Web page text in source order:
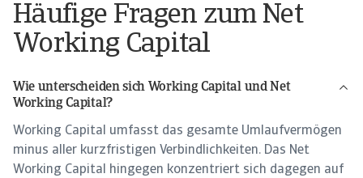
Häufige Fragen zum Net
Working Capital
Wie unterscheiden sich Working Capital und Net
Working Capital?
Working Capital umfasst das gesamte Umlaufvermögen
minus aller kurzfristigen Verbindlichkeiten. Das Net
Working Capital hingegen konzentriert sich dagegen auf